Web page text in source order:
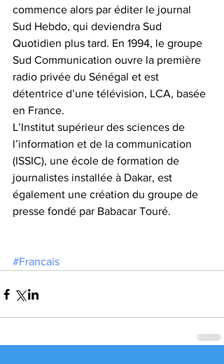
commence alors par éditer le journal
Sud Hebdo, qui deviendra Sud
Quotidien plus tard. En 1994, le groupe
Sud Communication ouvre la première
radio privée du Sénégal et est
détentrice d’une télévision, LCA, basée
en France.
L’Institut supérieur des sciences de
l’information et de la communication
(ISSIC), une école de formation de
journalistes installée à Dakar, est
également une création du groupe de
presse fondé par Babacar Touré.
#Francais